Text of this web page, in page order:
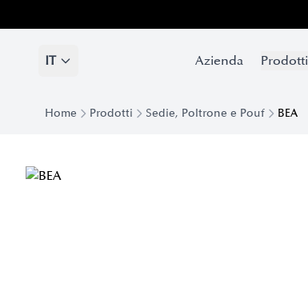
IT Azienda Prodotti
Home Prodotti Sedie, Poltrone e Pouf BEA